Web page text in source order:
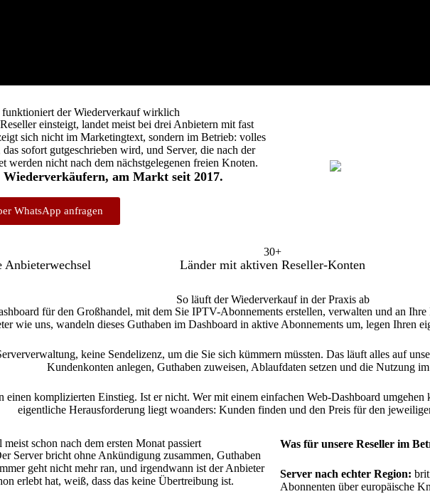
der Wiederverkauf wirklich
einsteigt, landet meist bei drei Anbietern mit fast
sich nicht im Marketingtext, sondern im Betrieb: volles
sofort gutgeschrieben wird, und Server, die nach der
werden nicht nach dem nächstgelegenen freien Knoten.
am Markt seit 2017.
WhatsApp anfragen
Anbieterwechsel
30+
Länder mit aktiven Reseller-Konten
So läuft der Wiederverkauf in der Praxis ab
für den Großhandel, mit dem Sie IPTV-Abonnements erstellen, verwalten und an
wie uns, wandeln dieses Guthaben im Dashboard in aktive Abonnements um, legen Ihren
keine Sendelizenz, um die Sie sich kümmern müssten. Das läuft alles auf
Kundenkonten anlegen, Guthaben zuweisen, Ablaufdaten setzen und die Nutzung
einen komplizierten Einstieg. Ist er nicht. Wer mit einem einfachen Web-Dashboard
eigentliche Herausforderung liegt woanders: Kunden finden und den Preis für den
schon nach dem ersten Monat passiert
Server bricht ohne Ankündigung zusammen, Guthaben
geht nicht mehr ran, und irgendwann ist der Anbieter
erlebt hat, weiß, dass das keine Übertreibung ist.
Was für unsere Reseller im
Server nach echter Region:
Abonnenten über europäische